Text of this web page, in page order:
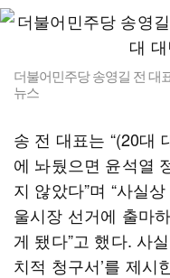
더불어민주당 송영길 전 대
뉴스
송 전 대표는 “(20대
에 놔뒀으면 윤석열
지 않았다”며 “사실
울시장 선거에 출마
게 됐다”고 했다. 사
치적 청구서’를 제시